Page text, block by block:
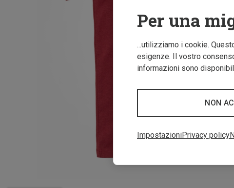
Per una
...utilizziamo i cookie.
esigenze. Il vostro
informazioni sono
NON
ImpostazioniPrivacy policy